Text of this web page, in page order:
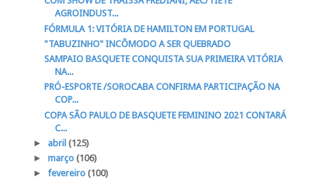
AGROINDUST...
FÓRMULA 1: VITÓRIA DE HAMILTON EM PORTUGAL
"TABUZINHO" INCÔMODO A SER QUEBRADO
SAMPAIO BASQUETE CONQUISTA SUA PRIMEIRA VITÓRIA
NA...
PRÓ-ESPORTE /SOROCABA CONFIRMA PARTICIPAÇÃO NA
COP...
COPA SÃO PAULO DE BASQUETE FEMININO 2021 CONTARÁ
C...
► abril (125)
► março (106)
► fevereiro (100)